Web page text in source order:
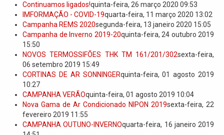
Continuamos ligados!quinta-feira, 26 março 2020 09:53
IMFORMAÇÃO - COVID-19quarta-feira, 11 março 2020 13:02
Campanha REMS 2020segunda-feira, 13 janeiro 2020 15:05
Campanha de Inverno 2019-20quinta-feira, 24 outubro 2019
15:50
NOVOS TERMOSSIFÕES THK TM 161/201/302sexta-feira,
06 setembro 2019 15:49
CORTINAS DE AR SONNINGERquinta-feira, 01 agosto 2019
10:27
CAMPANHA VERÃOquinta-feira, 01 agosto 2019 10:04
Nova Gama de Ar Condicionado NIPON 2019sexta-feira, 22
fevereiro 2019 11:55
CAMPANHA OUTUNO-INVERNOquarta-feira, 16 janeiro 2019